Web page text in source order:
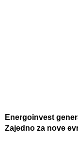
Energoinvest
Zajedno za nove